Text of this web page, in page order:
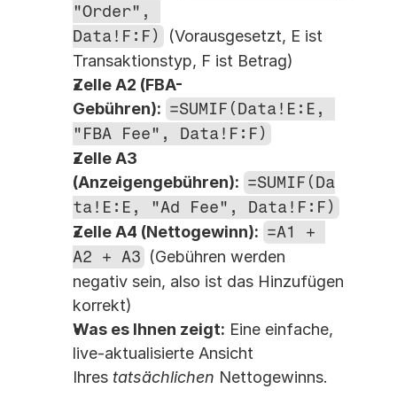
"Order",
Data!F:F)
(Vorausgesetzt, E ist
Transaktionstyp, F ist Betrag)
Zelle A2 (FBA-
Gebühren): =SUMIF(Data!E:E,
"FBA Fee", Data!F:F)
Zelle A3
(Anzeigengebühren): =SUMIF(Da
ta!E:E, "Ad Fee", Data!F:F)
Zelle A4 (Nettogewinn): =A1 +
A2 + A3 (Gebühren werden
negativ sein, also ist das Hinzufügen
korrekt)
Was es Ihnen zeigt: Eine einfache,
live-aktualisierte Ansicht
Ihres tatsächlichen Nettogewinns.